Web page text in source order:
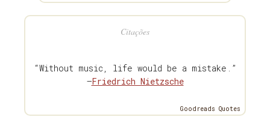
Citações
“Without music, life would be a mistake.”
—Friedrich Nietzsche
Goodreads Quotes